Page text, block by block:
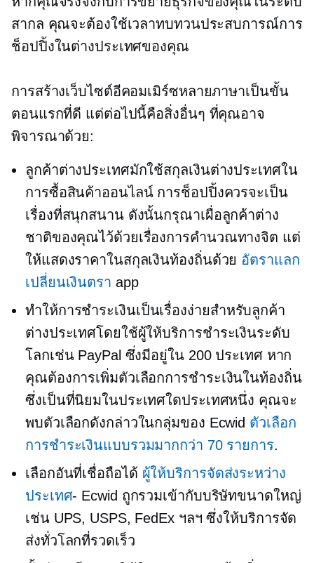
สากล คุณจะต้องใช้เวลาทบทวนประสบการณ์การ
ช็อปปิ้งในต่างประเทศของคุณ
การสร้างเว็บไซต์อีคอมเมิร์ซหลายภาษาเป็นขั้น
ตอนแรกที่ดี แต่ต่อไปนี้คือสิ่งอื่นๆ ที่คุณอาจ
พิจารณาด้วย:
ลูกค้าต่างประเทศมักใช้สกุลเงินต่างประเทศใน
การซื้อสินค้าออนไลน์ การช็อปปิ้งควรจะเป็น
เรื่องที่สนุกสนาน ดังนั้นกรุณาเผื่อลูกค้าต่าง
ชาติของคุณไว้ด้วยเรื่องการคำนวณทางจิต แต่
ให้แสดงราคาในสกุลเงินท้องถิ่นด้วย อัตราแลก
เปลี่ยนเงินตรา app
ทำให้การชำระเงินเป็นเรื่องง่ายสำหรับลูกค้า
ต่างประเทศโดยใช้ผู้ให้บริการชำระเงินระดับ
โลกเช่น PayPal ซึ่งมีอยู่ใน 200 ประเทศ หาก
คุณต้องการเพิ่มตัวเลือกการชำระเงินในท้องถิ่น
ซึ่งเป็นที่นิยมในประเทศใดประเทศหนึ่ง คุณจะ
พบตัวเลือกดังกล่าวในกลุ่มของ Ecwid ตัวเลือก
การชำระเงินแบบรวมมากกว่า 70 รายการ.
เลือกอันที่เชื่อถือได้ ผู้ให้บริการจัดส่งระหว่าง
ประเทศ- Ecwid ถูกรวมเข้ากับบริษัทขนาดใหญ่
เช่น UPS, USPS, FedEx ฯลฯ ซึ่งให้บริการจัด
ส่งทั่วโลกที่รวดเร็ว